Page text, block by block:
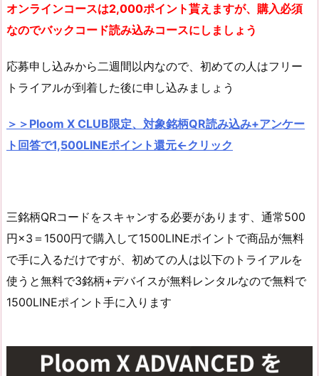
オンラインコースは2,000ポイント貰えますが、購入必須
なのでバックコード読み込みコースにしましょう
応募申し込みから二週間以内なので、初めての人はフリー
トライアルが到着した後に申し込みましょう
＞＞Ploom X CLUB限定、対象銘柄QR読み込み+アンケー
ト回答で1,500LINEポイント還元←クリック
三銘柄QRコードをスキャンする必要があります、通常500
円×3＝1500円で購入して1500LINEポイントで商品が無料
で手に入るだけですが、初めての人は以下のトライアルを
使うと無料で3銘柄+デバイスが無料レンタルなので無料で
1500LINEポイント手に入ります